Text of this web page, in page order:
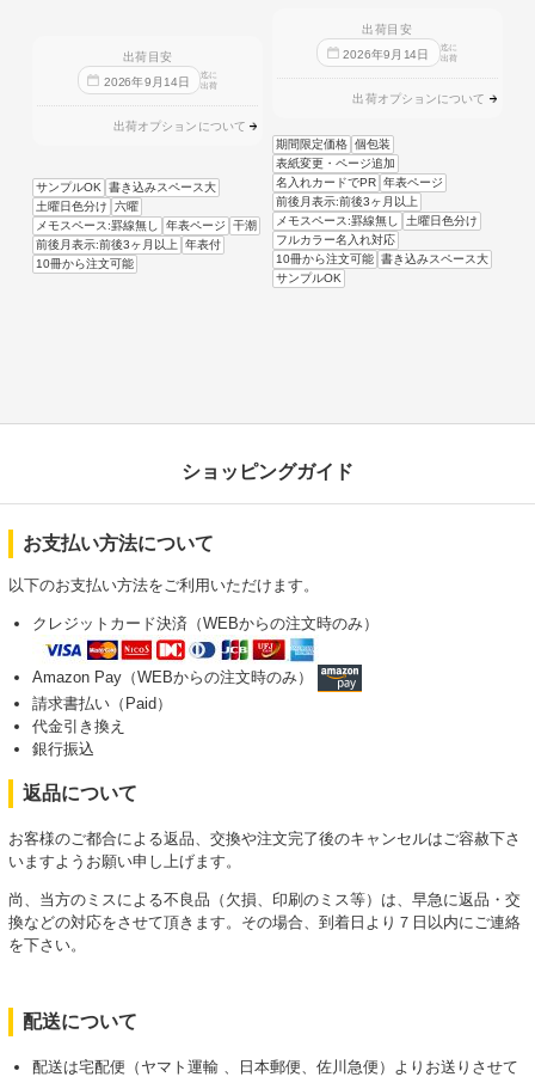
出荷目安
2026年9 月 14日
迄に
出荷
出荷オプションについて
サンプルOK
書き込みスペース大
土曜日色分け
六曜
メモスペース:罫線無し
年表ページ
干潮
前後月表示:前後3ヶ月以上
年表付
10冊から注文可能
出荷目安
2026年9 月 14日
迄に
出荷
出荷オプションについて
期間限定価格 個包装
表紙変更・ページ追加
名入れカードでPR 年表ページ
前後月表示:前後3ヶ月以上
メモスペース:罫線無し
土曜日色分け
フルカラー名入れ対応
10冊から注文可能 書き込みスペース大
サンプルOK
ショッピングガイド
お支払い方法について
以下のお支払い方法をご利用いただけます。
クレジットカード決済（WEBからの注文時のみ）
Amazon Pay（WEBからの注文時のみ）
請求書払い（Paid）
代金引き換え
銀行振込
返品について
お客様のご都合による返品、交換や注文完了後のキャンセルはご容赦下さ
いますようお願い申し上げます。
尚、当方のミスによる不良品（欠損、印刷のミス等）は、早急に返品・交
換などの対応をさせて頂きます。その場合、到着日より７日以内にご連絡
を下さい。
配送について
配送は宅配便（ヤマト運輸 、日本郵便、佐川急便）よりお送りさせて